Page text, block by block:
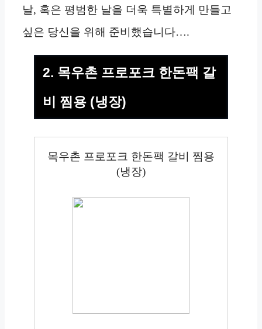
날, 혹은 평범한 날을 더욱 특별하게 만들고
싶은 당신을 위해 준비했습니다….
2. 목우촌 프로포크 한돈팩 갈
비 찜용 (냉장)
목우촌 프로포크 한돈팩 갈비 찜용
(냉장)